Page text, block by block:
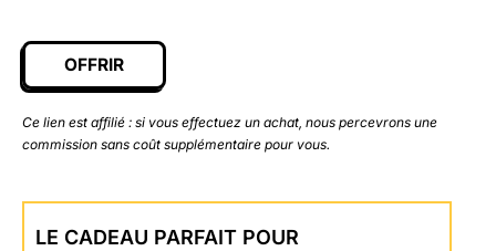
OFFRIR
Ce lien est affilié : si vous effectuez un achat, nous percevrons une
commission sans coût supplémentaire pour vous.
LE CADEAU PARFAIT POUR